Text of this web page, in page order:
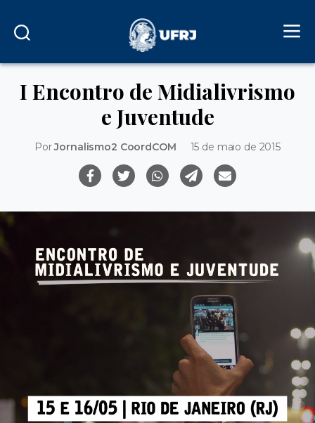
I Encontro de Midialivrismo
e Juventude
PorJornalismo2 CoordCOM 15 de maio de 2015